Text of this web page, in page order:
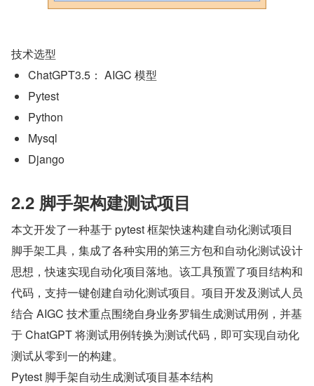
技术选型
ChatGPT3.5： AIGC 模型
Pytest
Python
Mysql
Django
2.2 脚手架构建测试项目
本文开发了一种基于 pytest 框架快速构建自动化测试项目
脚手架工具，集成了各种实用的第三方包和自动化测试设计
思想，快速实现自动化项目落地。该工具预置了项目结构和
代码，支持一键创建自动化测试项目。项目开发及测试人员
结合 AIGC 技术重点围绕自身业务罗辑生成测试用例，并基
于 ChatGPT 将测试用例转换为测试代码，即可实现自动化
测试从零到一的构建。
Pytest 脚手架自动生成测试项目基本结构